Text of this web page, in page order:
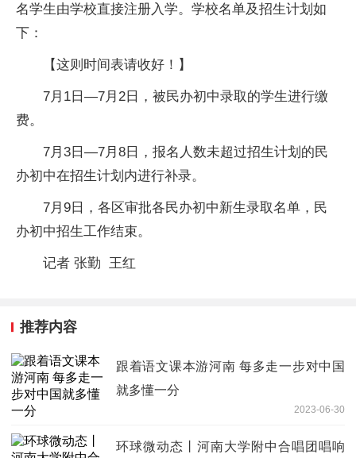
名学生由学校直接注册入学。学校名单及招生计划如
下：
【这则时间表请收好！】
7月1日—7月2日，被民办初中录取的学生进行缴
费。
7月3日—7月8日，报名人数未超过招生计划的民
办初中在招生计划内进行补录。
7月9日，各区审批各民办初中新生录取名单，民
办初中招生工作结束。
记者 张勤 王红
推荐内容
跟着语文课本游河南 每多走一步对中国
就多懂一分
2023-06-30
环球微动态丨河南大学附中合唱团唱响